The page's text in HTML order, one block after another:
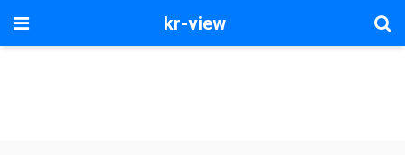
메뉴 kr-view